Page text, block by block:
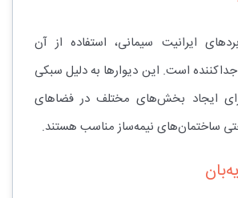
ایرانیت سیمانی، استفاده از آن
جداکننده است. این دیوارها به دلیل سبکی
ایجاد بخش‌های مختلف در فضاهای
ساختمان‌های نیمه‌ساز مناسب هستند.